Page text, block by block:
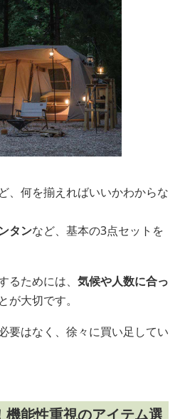
、何を揃えればいいかわからな
タンなど、基本の3点セットを
ためには、 気候や人数に合っ
が大切です。
要はなく、徐々に買い足してい
機能性重視のアイテム選